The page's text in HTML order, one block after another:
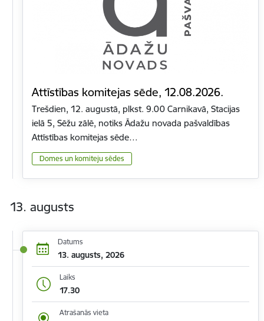
Attīstības komitejas sēde, 12.08.2026.
Trešdien, 12. augustā, plkst. 9.00 Carnikavā, Stacijas
ielā 5, Sēžu zālē, notiks Ādažu novada pašvaldības
Attīstības komitejas sēde…
Domes un komiteju sēdes
13. augusts
Datums
13. augusts, 2026
Laiks
17.30
Atrašanās vieta